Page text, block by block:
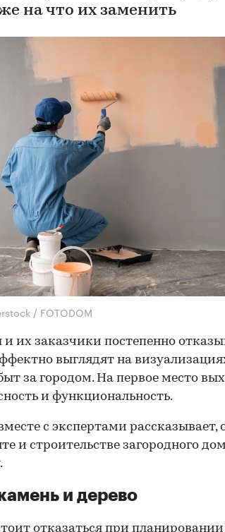
на что их заменить
/ FOTODOM
их заказчики постепенно
выглядят на
за городом. На первое место
и функциональность.
с экспертами рассказывает,
и строительстве загородного
и дерево
отказаться при планировании